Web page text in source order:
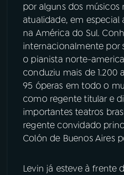
YouTube
Instagram X
TikTok
por alguns dos músicos
atualidade, em especial
na América do Sul.
internacionalmente por
o pianista norte-
conduziu mais de 1.200
95 óperas em todo o
como regente titular e
importantes teatros
regente convidado
Colón de Buenos Aires
Levin já esteve à frente